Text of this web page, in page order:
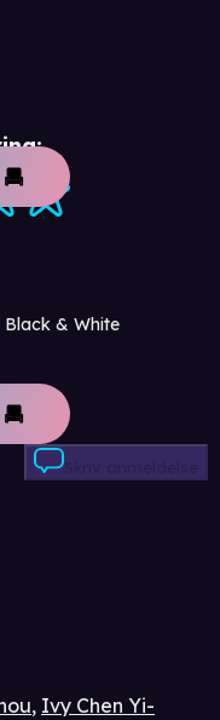
& White
Skriv anmeldelse
, Ivy Chen Yi-